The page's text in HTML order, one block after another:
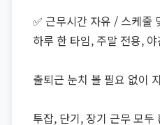
✅ 근무시간 자유 / 스케줄
하루 한 타임, 주말 전용,
출퇴근 눈치 볼 필요 없이
투잡, 단기, 장기 근무 모두